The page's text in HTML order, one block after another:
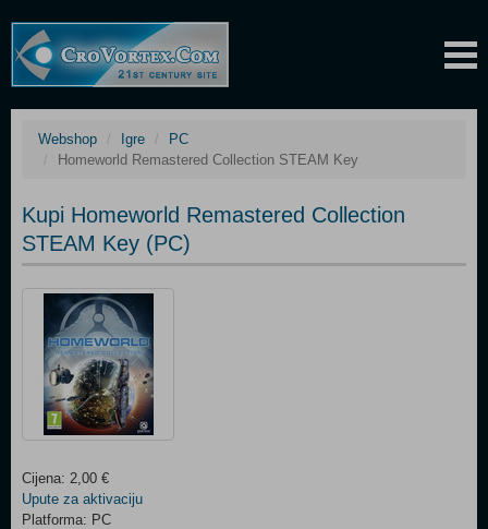
Webshop Igre
PC
Homeworld Remastered Collection STEAM Key
Kupi Homeworld Remastered Collection
STEAM Key (PC)
Cijena: 2,00 €
Upute za aktivaciju
Platforma: PC